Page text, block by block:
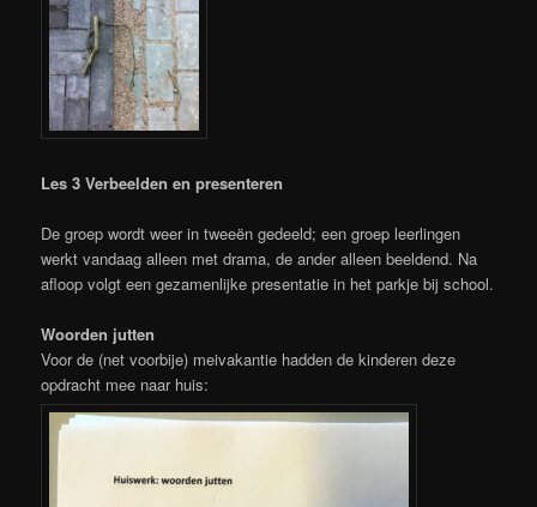
Les 3 Verbeelden en presenteren
De groep wordt weer in tweeën gedeeld; een groep leerlingen
werkt vandaag alleen met drama, de ander alleen beeldend. Na
afloop volgt een gezamenlijke presentatie in het parkje bij school.
Woorden jutten
Voor de (net voorbije) meivakantie hadden de kinderen deze
opdracht mee naar huis: